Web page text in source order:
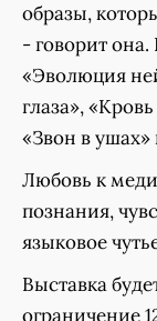
образы,
- говорит
«Эволюция
глаза»,
«Звон в ушах»
Любовь к
познания,
языковое
Выставка
ограничение